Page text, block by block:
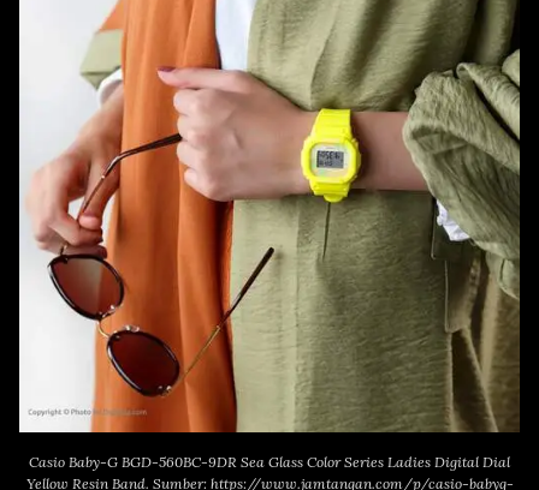
Casio Baby-G BGD-560BC-9DR Sea Glass Color Series Ladies Digital Dial
Yellow Resin Band. Sumber: https://www.jamtangan.com/p/casio-babyg-